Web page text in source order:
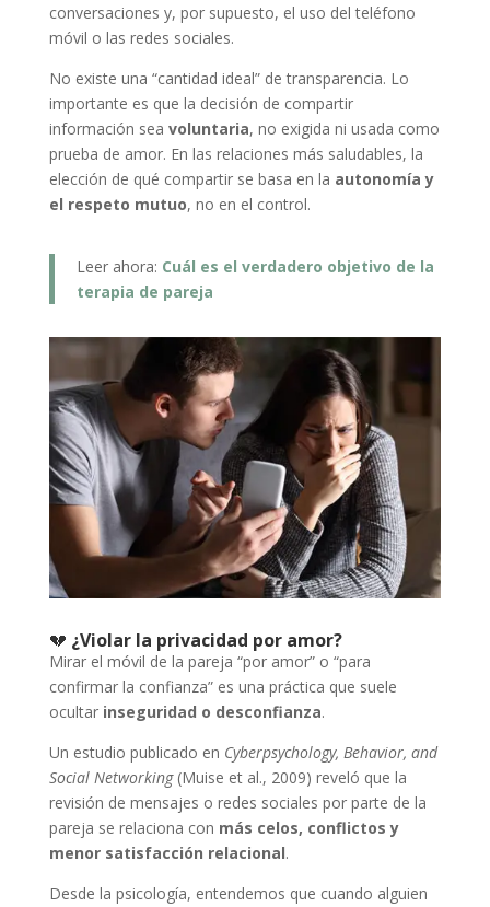
conversaciones y, por supuesto, el uso del teléfono
móvil o las redes sociales.
No existe una “cantidad ideal” de transparencia. Lo
importante es que la decisión de compartir
información sea voluntaria, no exigida ni usada como
prueba de amor. En las relaciones más saludables, la
elección de qué compartir se basa en la autonomía y
el respeto mutuo, no en el control.
Leer ahora: Cuál es el verdadero objetivo de la
terapia de pareja
💔 ¿Violar la privacidad por amor?
Mirar el móvil de la pareja “por amor” o “para
confirmar la confianza” es una práctica que suele
ocultar inseguridad o desconfianza.
Un estudio publicado en Cyberpsychology, Behavior, and
Social Networking(Muise et al., 2009) reveló que la
revisión de mensajes o redes sociales por parte de la
pareja se relaciona con más celos, conflictos y
menor satisfacción relacional.
Desde la psicología, entendemos que cuando alguien